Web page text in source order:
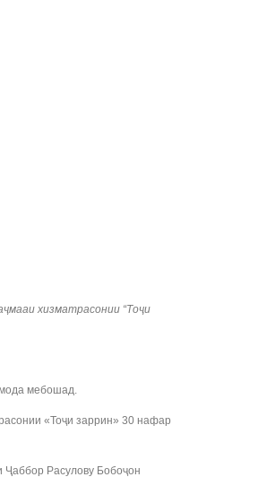
хизматрасонии “Тоҷи
мебошад.
«Тоҷи заррин» 30 нафар
Ҷаббор Расулову Бобоҷон